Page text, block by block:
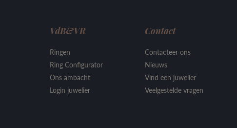
VdB&VR
Ringen
Ring Configurator
Ons ambacht
Login juwelier
Contact
Contacteer ons
Nieuws
Vind een juwelier
Veelgestelde vragen